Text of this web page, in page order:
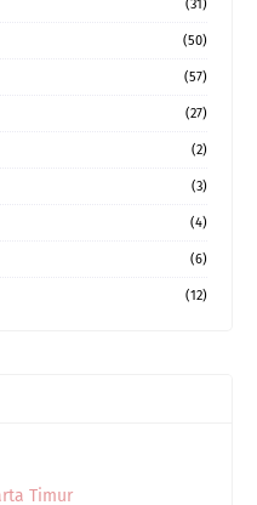
(31)
(50)
(57)
(27)
(2)
(3)
(4)
(6)
(12)